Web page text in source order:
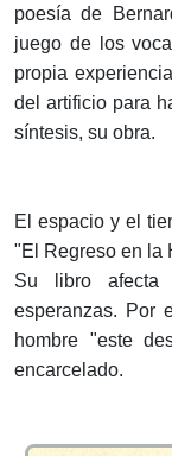
poesía de
juego de los
propia
del artificio para
síntesis, su obra.
El espacio y el
"El Regreso en la
Su libro afecta
esperanzas. Por
hombre "este
encarcelado.